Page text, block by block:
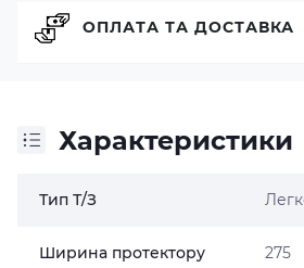
Характеристики
Тип Т/З
Ширина протектору
275
ОПЛАТА ТА ДОСТАВКА